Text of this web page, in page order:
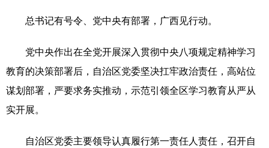
English Français عربى
Русский язык 日本語 한국어
Deutsch
总书记有号令、党中央有部署，广西见行动。
党中央作出在全党开展深入贯彻中央八项规定精神学习
教育的决策部署后，自治区党委坚决扛牢政治责任，高站位
谋划部署，严要求务实推动，示范引领全区学习教育从严从
实开展。
自治区党委主要领导认真履行第一责任人责任，召开自